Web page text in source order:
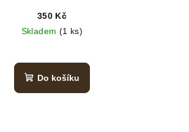
350 Kč
Skladem (1 ks)
Do košíku